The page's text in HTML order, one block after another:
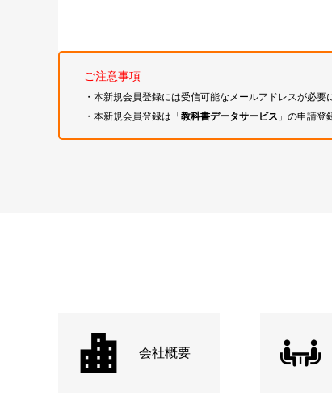
ご注意事項
・本新規会員登録には受信可能なメールアドレスが必要
・本新規会員登録は「教科書データサービス 」の申請登
会社概要